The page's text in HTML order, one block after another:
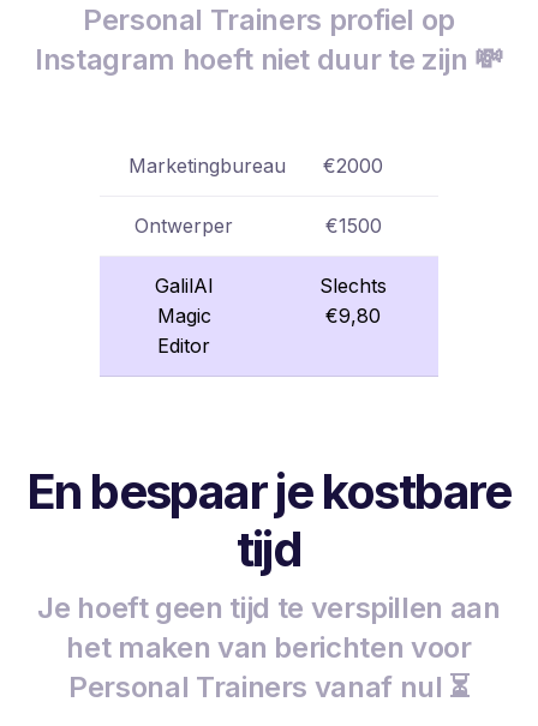
Personal Trainers profiel op
Instagram hoeft niet duur te zijn 💸
Marketingbureau €2000
Ontwerper €1500
GalilAI
Magic
Editor
Slechts
€9,80
En bespaar je kostbare
tijd
Je hoeft geen tijd te verspillen aan
het maken van berichten voor
Personal Trainers vanaf nul ⏳